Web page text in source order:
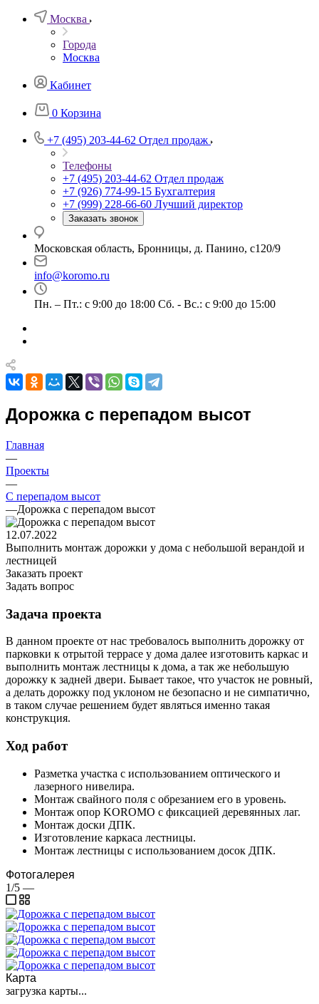
Москва
Города
Москва
Кабинет
0 Корзина
+7 (495) 203-44-62 Отдел продаж
Телефоны
+7 (495) 203-44-62 Отдел продаж
+7 (926) 774-99-15 Бухгалтерия
+7 (999) 228-66-60 Лучший директор
Заказать звонок
Московская область, Бронницы, д. Панино, с120/9
info@koromo.ru
Пн. – Пт.: с 9:00 до 18:00 Сб. - Вс.: с 9:00 до 15:00
Дорожка с перепадом высот
Главная
—
Проекты
—
С перепадом высот
—Дорожка с перепадом высот
12.07.2022
Выполнить монтаж дорожки у дома с небольшой верандой и
лестницей
Заказать проект
Задать вопрос
Задача проекта
В данном проекте от нас требовалось выполнить дорожку от
парковки к отрытой террасе у дома далее изготовить каркас и
выполнить монтаж лестницы к дома, а так же небольшую
дорожку к задней двери. Бывает такое, что участок не ровный,
а делать дорожку под уклоном не безопасно и не симпатично,
в таком случае решением будет являться именно такая
конструкция.
Ход работ
Разметка участка с использованием оптического и
лазерного нивелира.
Монтаж свайного поля с обрезанием его в уровень.
Монтаж опор KOROMO с фиксацией деревянных лаг.
Монтаж доски ДПК.
Изготовление каркаса лестницы.
Монтаж лестницы с использованием досок ДПК.
Фотогалерея
1/5 —
Карта
загрузка карты...